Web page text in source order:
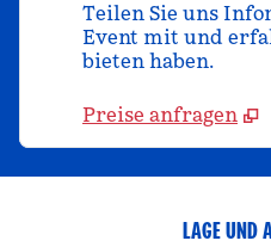
Teilen Sie uns
Event mit und
bieten haben.
Preise anfragen
LAGE UND